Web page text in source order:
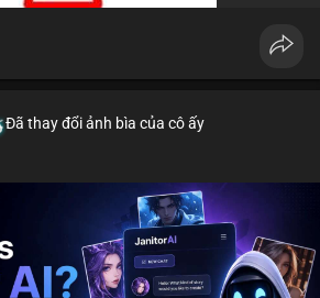
Đã thay đổi ảnh bìa của cô ấy